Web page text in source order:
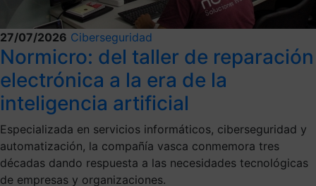
27/07/2026 Ciberseguridad
Normicro: del taller de reparación
electrónica a la era de la
inteligencia artificial
Especializada en servicios informáticos, ciberseguridad y
automatización, la compañía vasca conmemora tres
décadas dando respuesta a las necesidades tecnológicas
de empresas y organizaciones.